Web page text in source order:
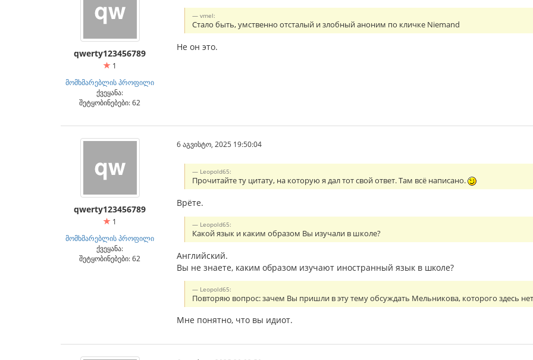
qwerty123456789
1
მომხმარებლის პროფილი
ქვეყანა:
შეტყობინებები: 62
vmel:
Стало быть, умственно отсталый и злобный аноним по кличке Niemand
Не он это.
qwerty123456789
1
მომხმარებლის პროფილი
ქვეყანა:
შეტყობინებები: 62
6 აგვისტო, 2025 19:50:04
Leopold65:
Прочитайте ту цитату, на которую я дал тот свой ответ. Там всё написано.
Врёте.
Leopold65:
Какой язык и каким образом Вы изучали в школе?
Английский.
Вы не знаете, каким образом изучают иностранный язык в школе?
Leopold65:
Повторяю вопрос: зачем Вы пришли в эту тему обсуждать Мельникова, которого здесь
Мне понятно, что вы идиот.